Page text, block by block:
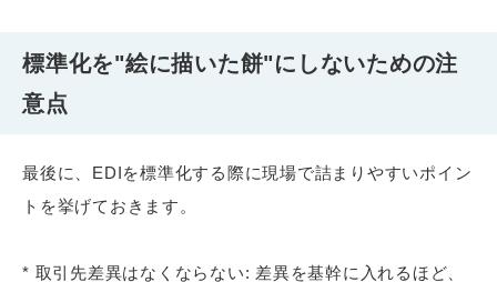
標準化を"絵に描いた餅"にしないための注
意点
最後に、EDIを標準化する際に現場で詰まりやすいポイン
トを挙げておきます。
* 取引先差異はなくならない: 差異を基幹に入れるほど、